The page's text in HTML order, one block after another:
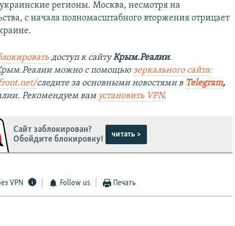
регионы. Москва, несмотря на
с начала полномасштабного вторжения отрицает
доступ к сайтуКрым.Реалии.
Крым.Реалии можно с помощьюзеркального сайта:
следите за основными новостями в Telegram,
Рекомендуем вам установить VPN.
Сайт заблокирован?
Обойдите блокировку!
читать >
VPN Follow us Печать